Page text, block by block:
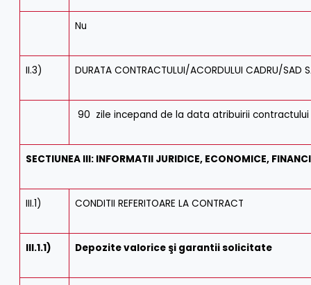
Nu
II.3) DURATA CONTRACTULUI/ACORDULUI CADRU/SAD
90 zile incepand de la data atribuirii contractului
SECTIUNEA III: INFORMATII JURIDICE, ECONOMICE,
III.1) CONDITII REFERITOARE LA CONTRACT
III.1.1) Depozite valorice şi garantii solicitate